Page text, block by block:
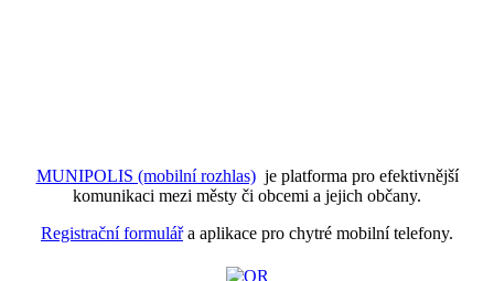
MUNIPOLIS (mobilní rozhlas)je platforma pro efektivnější
komunikaci mezi městy či obcemi a jejich občany.
Registrační formulářa aplikace pro chytré mobilní telefony.